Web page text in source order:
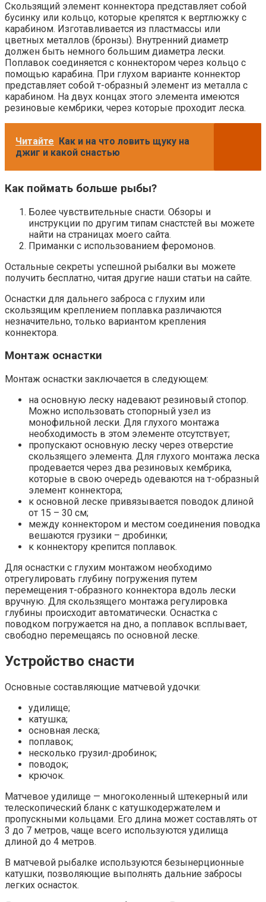
Скользящий элемент коннектора представляет собой
бусинку или кольцо, которые крепятся к вертлюжку с
карабином. Изготавливается из пластмассы или
цветных металлов (бронзы). Внутренний диаметр
должен быть немного большим диаметра лески.
Поплавок соединяется с коннектором через кольцо с
помощью карабина. При глухом варианте коннектор
представляет собой т-образный элемент из металла с
карабином. На двух концах этого элемента имеются
резиновые кембрики, через которые проходит леска.
Читайте Как и на что ловить щуку на
джиг и какой снастью
Как поймать больше рыбы?
Более чувствительные снасти. Обзоры и
инструкции по другим типам снастстей вы можете
найти на страницах моего сайта.
Приманки с использованием феромонов.
Остальные секреты успешной рыбалки вы можете
получить бесплатно, читая другие наши статьи на сайте.
Оснастки для дальнего заброса с глухим или
скользящим креплением поплавка различаются
незначительно, только вариантом крепления
коннектора.
Монтаж оснастки
Монтаж оснастки заключается в следующем:
на основную леску надевают резиновый стопор.
Можно использовать стопорный узел из
монофильной лески. Для глухого монтажа
необходимость в этом элементе отсутствует;
пропускают основную леску через отверстие
скользящего элемента. Для глухого монтажа леска
продевается через два резиновых кембрика,
которые в свою очередь одеваются на т-образный
элемент коннектора;
к основной леске привязывается поводок длиной
от 15 – 30 см;
между коннектором и местом соединения поводка
вешаются грузики – дробинки;
к коннектору крепится поплавок.
Для оснастки с глухим монтажом необходимо
отрегулировать глубину погружения путем
перемещения т-образного коннектора вдоль лески
вручную. Для скользящего монтажа регулировка
глубины происходит автоматически. Оснастка с
поводком погружается на дно, а поплавок всплывает,
свободно перемещаясь по основной леске.
Устройство снасти
Основные составляющие матчевой удочки:
удилище;
катушка;
основная леска;
поплавок;
несколько грузил-дробинок;
поводок;
крючок.
Матчевое удилище — многоколенный штекерный или
телескопический бланк с катушкодержателем и
пропускными кольцами. Его длина может составлять от
3 до 7 метров, чаще всего используются удилища
длиной до 4 метров.
В матчевой рыбалке используются безынерционные
катушки, позволяющие выполнять дальние забросы
легких оснасток.